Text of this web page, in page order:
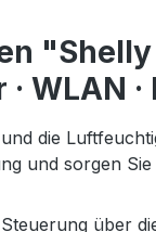
"Shelly
WLAN ·
die
und sorgen
über